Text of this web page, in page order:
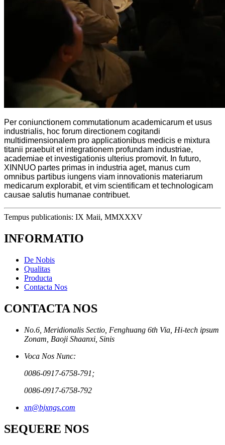
Per coniunctionem commutationum academicarum et usus
industrialis, hoc forum directionem cogitandi
multidimensionalem pro applicationibus medicis e mixtura
titanii praebuit et integrationem profundam industriae,
academiae et investigationis ulterius promovit. In futuro,
XINNUO partes primas in industria aget, manus cum
omnibus partibus iungens viam innovationis materiarum
medicarum explorabit, et vim scientificam et technologicam
causae salutis humanae contribuet.
Tempus publicationis: IX Maii, MMXXXV
INFORMATIO
De Nobis
Qualitas
Producta
Contacta Nos
CONTACTA NOS
No.6, Meridionalis Sectio, Fenghuang 6th Via, Hi-tech ipsum
Zonam, Baoji Shaanxi, Sinis
Voca Nos Nunc:
0086-0917-6758-791;
0086-0917-6758-792
xn@bjxngs.com
SEQUERE NOS